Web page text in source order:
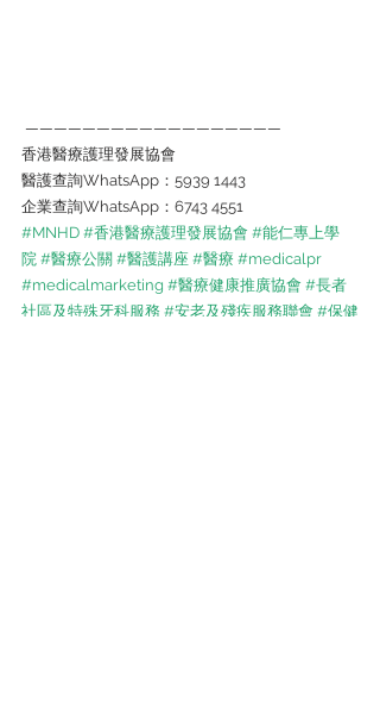
——————————————————
香港醫療護理發展協會
醫護查詢WhatsApp：5939 1443
企業查詢WhatsApp：6743 4551
#MNHD #香港醫療護理發展協會 #能仁專上學
院 #醫療公關 #醫護講座 #醫療 #medicalpr
#medicalmarketing #醫療健康推廣協會 #長者
社區及特殊牙科服務 #安老及殘疾服務聯會 #保健